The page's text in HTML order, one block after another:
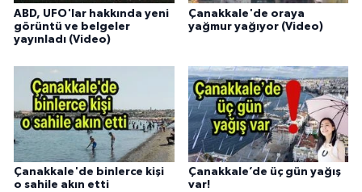
ABD, UFO'lar hakkında yeni
görüntü ve belgeler
yayınladı (Video)
Çanakkale'de oraya
yağmur yağıyor (Video)
Çanakkale'de binlerce kişi
o sahile akın etti
Çanakkale’de üç gün yağış
var!